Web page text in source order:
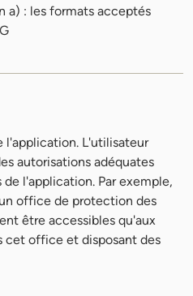
a) : les formats acceptés
l'application. L'utilisateur
autorisations adéquates
l'application. Par exemple,
office de protection des
être accessibles qu'aux
cet office et disposant des